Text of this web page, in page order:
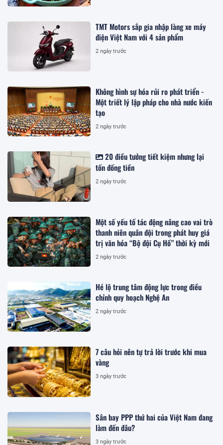
TMT Motors sắp gia nhập làng xe máy
điện Việt Nam với 4 sản phẩm
2 ngày trước
Không hình sự hóa rủi ro phát triển -
Một triết lý lập pháp cho nhà nước kiến
tạo
2 ngày trước
20 điều tưởng tiết kiệm nhưng lại
tốn đống tiền
2 ngày trước
Một số yếu tố tác động nâng cao vai trò
thanh niên quân đội trong phát huy giá
trị văn hóa “Bộ đội Cụ Hồ” thời kỳ mới
2 ngày trước
Hé lộ trung tâm động lực trong điều
chỉnh quy hoạch Nghệ An
2 ngày trước
7 câu hỏi nên tự trả lời trước khi mua
vàng
3 ngày trước
Sân bay PPP thứ hai của Việt Nam đang
làm đến đâu?
3 ngày trước